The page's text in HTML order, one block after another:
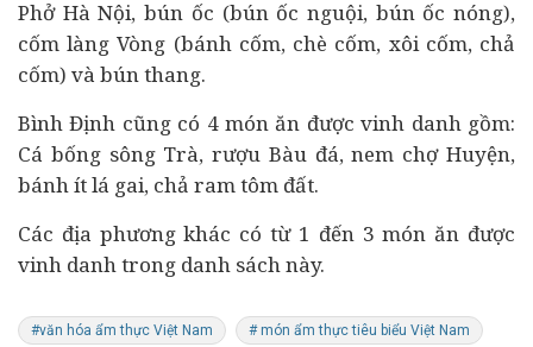
Phở Hà Nội, bún ốc (bún ốc nguội, bún ốc nóng),
cốm làng Vòng (bánh cốm, chè cốm, xôi cốm, chả
cốm) và bún thang.
Bình Định cũng có 4 món ăn được vinh danh gồm:
Cá bống sông Trà, rượu Bàu đá, nem chợ Huyện,
bánh ít lá gai, chả ram tôm đất.
Các địa phương khác có từ 1 đến 3 món ăn được
vinh danh trong danh sách này.
#văn hóa ẩm thực Việt Nam # món ẩm thực tiêu biểu Việt Nam